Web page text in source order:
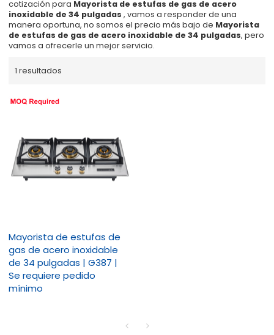
cotización para Mayorista de estufas de gas de acero
inoxidable de 34 pulgadas , vamos a responder de una
manera oportuna, no somos el precio más bajo de Mayorista
de estufas de gas de acero inoxidable de 34 pulgadas, pero
vamos a ofrecerle un mejor servicio.
1 resultados
Mayorista de estufas de
gas de acero inoxidable
de 34 pulgadas | G387 |
Se requiere pedido
mínimo